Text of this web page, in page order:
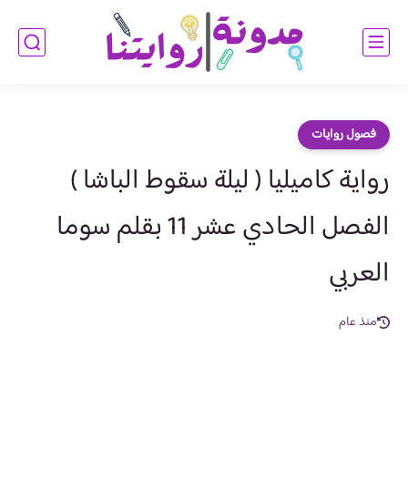
فصول روايات
رواية كاميليا ( ليلة سقوط الباشا )
الفصل الحادي عشر 11 بقلم سوما
العربي
منذ عام